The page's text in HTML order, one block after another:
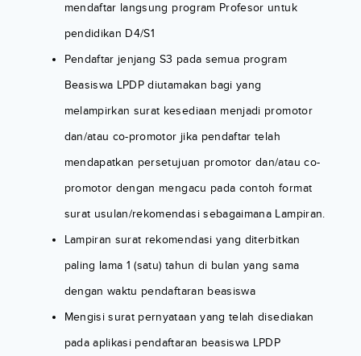
mendaftar langsung program Profesor untuk
pendidikan D4/S1
Pendaftar jenjang S3 pada semua program
Beasiswa LPDP diutamakan bagi yang
melampirkan surat kesediaan menjadi promotor
dan/atau co-promotor jika pendaftar telah
mendapatkan persetujuan promotor dan/atau co-
promotor dengan mengacu pada contoh format
surat usulan/rekomendasi sebagaimana Lampiran.
Lampiran surat rekomendasi yang diterbitkan
paling lama 1 (satu) tahun di bulan yang sama
dengan waktu pendaftaran beasiswa
Mengisi surat pernyataan yang telah disediakan
pada aplikasi pendaftaran beasiswa LPDP